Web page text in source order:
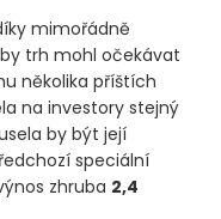
mimořádně
trh mohl očekávat
několika příštích
na investory stejný
by být její
speciální
zhruba 2,4